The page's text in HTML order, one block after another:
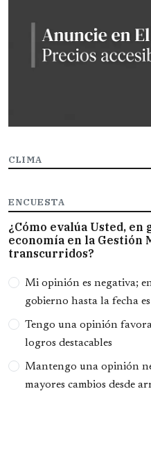
CLIMA
ENCUESTA
¿Cómo evalúa Usted,
economía en la Gestión
transcurridos?
Opciones
Mi opinión es negativa;
gobierno hasta la fecha
Tengo una opinión
logros destacables
Mantengo una opinión
mayores cambios desde